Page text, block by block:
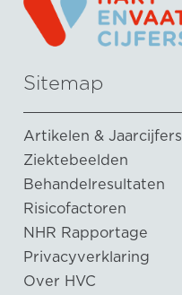
Sitemap
Artikelen & Jaarcijfers
Ziektebeelden
Behandelresultaten
Risicofactoren
NHR Rapportage
Privacyverklaring
Over HVC